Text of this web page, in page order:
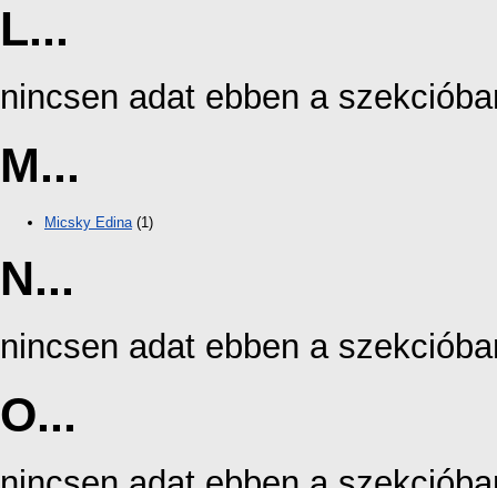
L...
nincsen adat ebben a
M...
Micsky Edina (1)
N...
nincsen adat ebben a
O...